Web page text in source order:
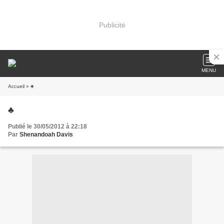
Publicité
MENU
Accueil » ♣
♣
Publié le 30/05/2012 à 22:18
Par Shenandoah Davis